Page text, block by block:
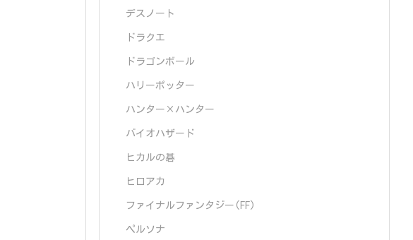
デスノート
ドラクエ
ドラゴンボール
ハリーポッター
ハンター×ハンター
バイオハザード
ヒカルの碁
ヒロアカ
ファイナルファンタジー(FF)
ペルソナ